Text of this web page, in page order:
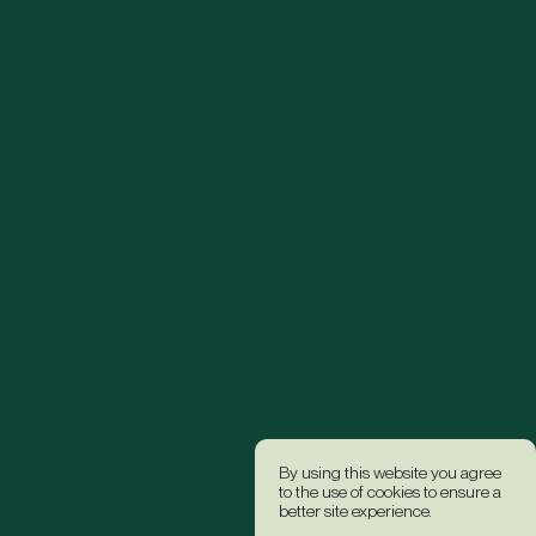
By using this website you agree
to the use of cookies to ensure a
better site experience.